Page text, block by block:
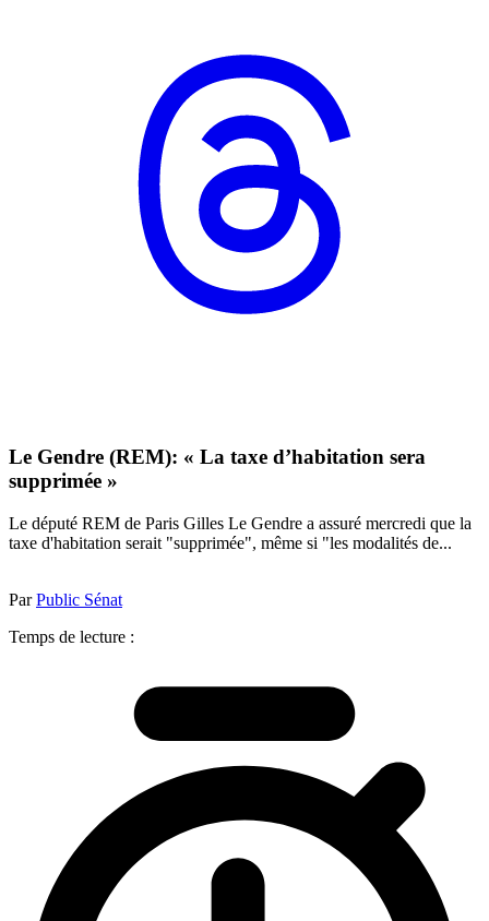
Le Gendre (REM): « La taxe d’habitation sera
supprimée »
Le député REM de Paris Gilles Le Gendre a assuré mercredi que la
taxe d'habitation serait "supprimée", même si "les modalités de...
ParPublic Sénat
Temps de lecture :